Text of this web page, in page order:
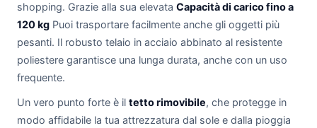
shopping. Grazie alla sua elevata Capacità di carico fino a
120 kg Puoi trasportare facilmente anche gli oggetti più
pesanti. Il robusto telaio in acciaio abbinato al resistente
poliestere garantisce una lunga durata, anche con un uso
frequente.
Un vero punto forte è il tetto rimovibile, che protegge in
modo affidabile la tua attrezzatura dal sole e dalla pioggia